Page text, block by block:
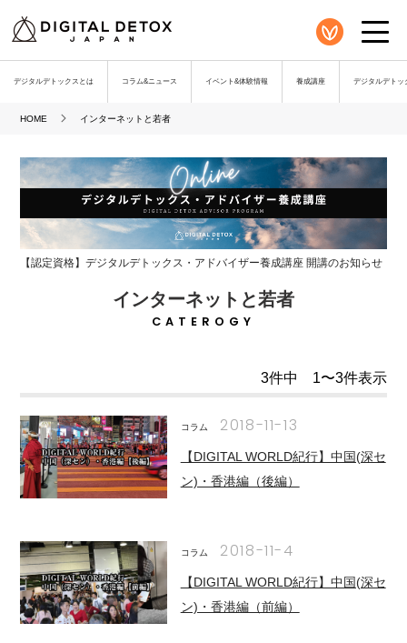
デジタルデトックスとは コラム&ニュース イベント&体験情報 養成講座 デジタルデトッ
HOME インターネットと若者
【認定資格】デジタルデトックス・アドバイザー養成講座 開講のお知らせ
インターネットと若者
CATEROGY
3件中 1〜3件表示
コラム 2018-11-13
【DIGITAL WORLD紀行】中国(深セ
ン)・香港編（後編）
コラム 2018-11-4
【DIGITAL WORLD紀行】中国(深セ
ン)・香港編（前編）